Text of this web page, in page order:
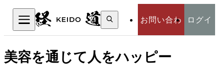
お問い合わ
せ
ログイ
検
索:
検索
美容を通じて人をハッピー